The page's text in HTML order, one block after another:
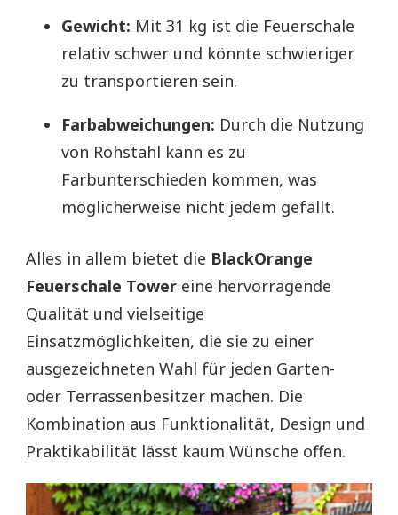
Gewicht: Mit 31 kg ist die Feuerschale
relativ schwer und könnte schwieriger
zu transportieren sein.
Farbabweichungen: Durch die Nutzung
von Rohstahl kann es zu
Farbunterschieden kommen, was
möglicherweise nicht jedem gefällt.
Alles in allem bietet die BlackOrange
Feuerschale Tower eine hervorragende
Qualität und vielseitige
Einsatzmöglichkeiten, die sie zu einer
ausgezeichneten Wahl für jeden Garten-
oder Terrassenbesitzer machen. Die
Kombination aus Funktionalität, Design und
Praktikabilität lässt kaum Wünsche offen.